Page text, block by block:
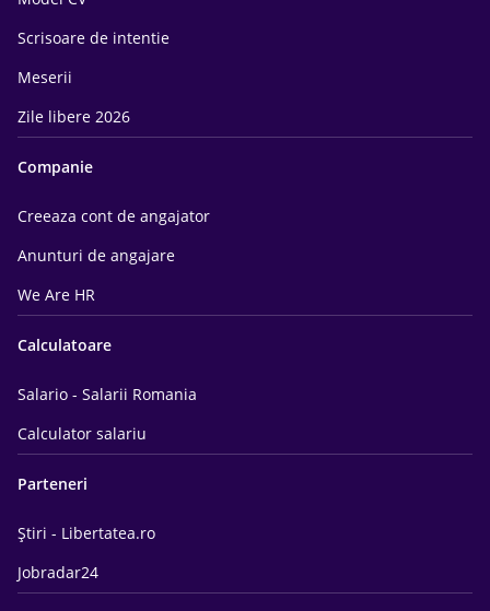
Scrisoare de intentie
Meserii
Zile libere 2026
Companie
Creeaza cont de angajator
Anunturi de angajare
We Are HR
Calculatoare
Salario - Salarii Romania
Calculator salariu
Parteneri
Știri - Libertatea.ro
Jobradar24